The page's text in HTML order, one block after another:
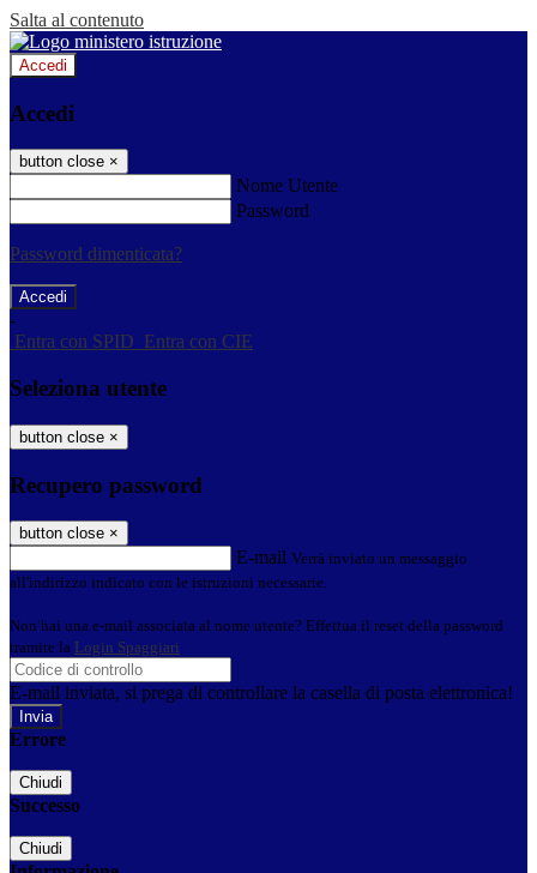
Salta al contenuto
Accedi
Accedi
button close ×
Nome Utente
Password
Password dimenticata?
-
Entra con SPID Entra con CIE
Seleziona utente
button close ×
Recupero password
button close ×
E-mail Verrà inviato un messaggio
all'indirizzo indicato con le istruzioni necessarie.
Non hai una e-mail associata al nome utente? Effettua il reset della password
tramite la Login Spaggiari
E-mail inviata, si prega di controllare la casella di posta elettronica!
Errore
Chiudi
Successo
Chiudi